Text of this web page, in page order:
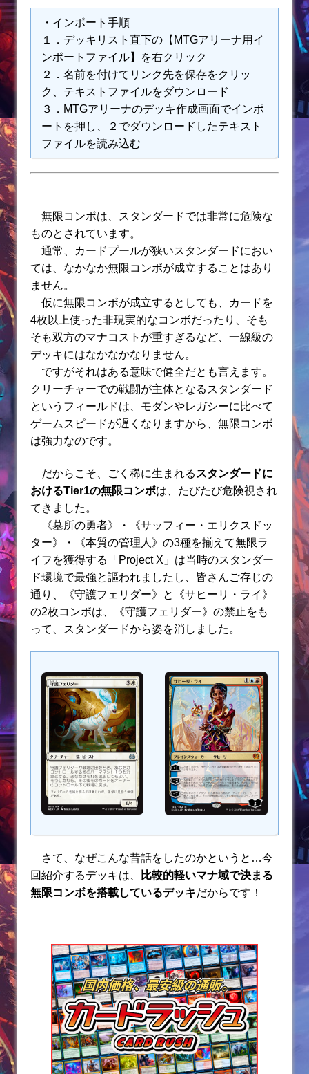
・インポート手順
１．デッキリスト直下の【MTGアリーナ用イ
ンポートファイル】を右クリック
２．名前を付けてリンク先を保存をクリッ
ク、テキストファイルをダウンロード
３．MTGアリーナのデッキ作成画面でインポ
ートを押し、２でダウンロードしたテキスト
ファイルを読み込む
無限コンボは、スタンダードでは非常に危険な
ものとされています。
通常、カードプールが狭いスタンダードにおい
ては、なかなか無限コンボが成立することはあり
ません。
仮に無限コンボが成立するとしても、カードを
4枚以上使った非現実的なコンボだったり、そも
そも双方のマナコストが重すぎるなど、一線級の
デッキにはなかなかなりません。
ですがそれはある意味で健全だとも言えます。
クリーチャーでの戦闘が主体となるスタンダード
というフィールドは、モダンやレガシーに比べて
ゲームスピードが遅くなりますから、無限コンボ
は強力なのです。
だからこそ、ごく稀に生まれる スタンダードに
おけるTier1の無限コンボは、たびたび危険視され
てきました。
《墓所の勇者》・《サッフィー・エリクスドッ
ター》・《本質の管理人》の3種を揃えて無限ラ
イフを獲得する「Project X」は当時のスタンダー
ド環境で最強と謳われましたし、皆さんご存じの
通り、《守護フェリダー》と《サヒーリ・ライ》
の2枚コンボは、《守護フェリダー》の禁止をも
って、スタンダードから姿を消しました。
さて、なぜこんな昔話をしたのかというと…今
回紹介するデッキは、
比較的軽いマナ域で決まる
無限コンボを搭載しているデッキだからです！